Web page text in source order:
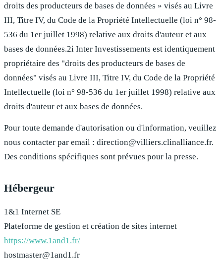
droits des producteurs de bases de données » visés au Livre
III, Titre IV, du Code de la Propriété Intellectuelle (loi n° 98-
536 du 1er juillet 1998) relative aux droits d'auteur et aux
bases de données.2i Inter Investissements est identiquement
propriétaire des "droits des producteurs de bases de
données" visés au Livre III, Titre IV, du Code de la Propriété
Intellectuelle (loi n° 98-536 du 1er juillet 1998) relative aux
droits d'auteur et aux bases de données.
Pour toute demande d'autorisation ou d'information, veuillez
nous contacter par email : direction@villiers.clinalliance.fr.
Des conditions spécifiques sont prévues pour la presse.
Hébergeur
1&1 Internet SE
Plateforme de gestion et création de sites internet
https://www.1and1.fr/
hostmaster@1and1.fr